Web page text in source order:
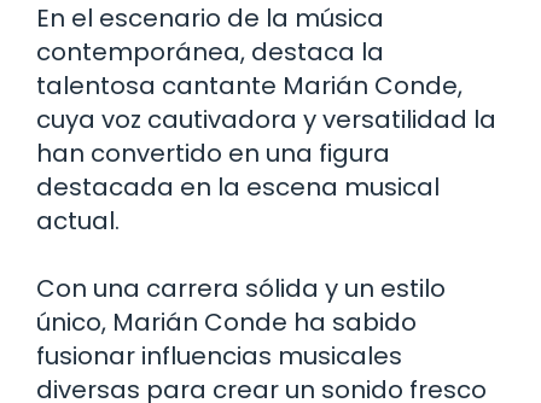
En el escenario de la música
contemporánea, destaca la
talentosa cantante Marián Conde,
cuya voz cautivadora y versatilidad la
han convertido en una figura
destacada en la escena musical
actual.
Con una carrera sólida y un estilo
único, Marián Conde ha sabido
fusionar influencias musicales
diversas para crear un sonido fresco